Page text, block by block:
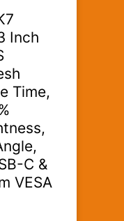
Inch
Time,
C &
VESA